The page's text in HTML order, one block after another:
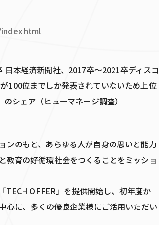
本経済新聞社、2017卒～2021卒ディスコ
100位までしか発表されていないため上位
シェア（ヒューマネージ調査）
ンのもと、あらゆる人が自身の思いと能力
教育の好循環社会をつくることをミッショ
TECH OFFER」を提供開始し、初年度か
心に、多くの優良企業様にご活用いただい